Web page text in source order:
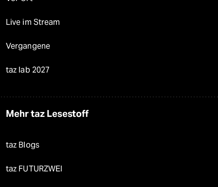
Live im Stream
Vergangene
taz lab 2027
Mehr taz Lesestoff
taz Blogs
taz FUTURZWEI